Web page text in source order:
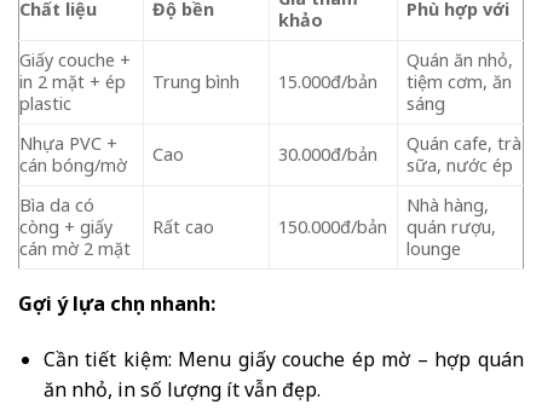
Chất liệu Độ bền
khảo
Phù hợp với
Giấy couche +
in 2 mặt + ép
plastic
Trung bình 15.000đ/bản
Quán ăn nhỏ,
tiệm cơm, ăn
sáng
Nhựa PVC +
cán bóng/mờ
Cao 30.000đ/bản
Quán cafe, trà
sữa, nước ép
Bìa da có
còng + giấy
cán mờ 2 mặt
Rất cao 150.000đ/bản
Nhà hàng,
quán rượu,
lounge
Gợi ý lựa chọn nhanh:
Cần tiết kiệm: Menu giấy couche ép mờ – hợp quán
ăn nhỏ, in số lượng ít vẫn đẹp.